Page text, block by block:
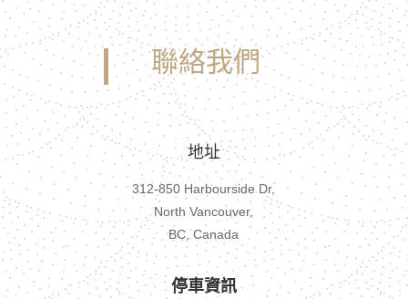
聯絡我們
地址
312-850 Harbourside Dr,
North Vancouver,
BC, Canada
停車資訊